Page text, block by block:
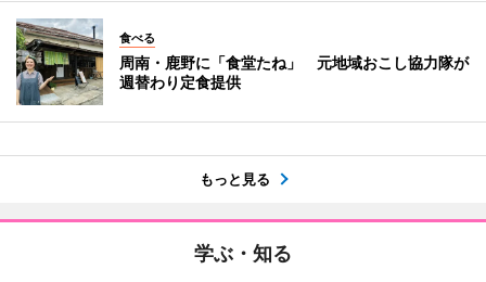
食べる
周南・鹿野に「食堂たね」 元地域おこし協力隊が
週替わり定食提供
もっと見る
学ぶ・知る